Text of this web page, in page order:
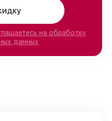
на обработку
данных